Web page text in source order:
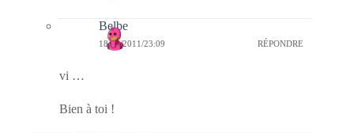
Belbe
18/02/2011/23:09 RÉPONDRE
vi …
Bien à toi !